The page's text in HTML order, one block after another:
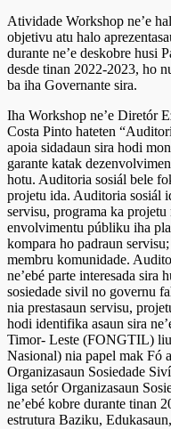
Atividade Workshop ne’e
objetivu atu halo
durante ne’e deskobre husi
desde tinan 2022-2023, ho
ba iha Governante sira.
Iha Workshop ne’e Diretór
Costa Pinto hateten
apoia sidadaun sira hodi
garante katak
hotu. Auditoria sosiál bele
projetu ida. Auditoria sosiál
servisu, programa ka projetu
envolvimentu públiku iha
kompara ho padraun
membru komunidade.
ne’ebé parte interesada sira
sosiedade sivil no governu
nia prestasaun servisu,
hodi identifika asaun sira
Timor- Leste (FONGTIL)
Nasional) nia papel mak Fó
Organizasaun Sosiedade
liga setór Organizasaun
ne’ebé kobre durante tinan
estrutura Baziku,